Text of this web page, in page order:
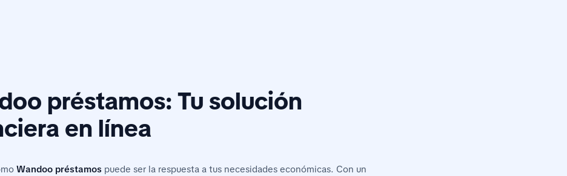
préstamos: Tu solución
en línea
Wandoo préstamos puede ser la respuesta a tus necesidades económicas. Con un